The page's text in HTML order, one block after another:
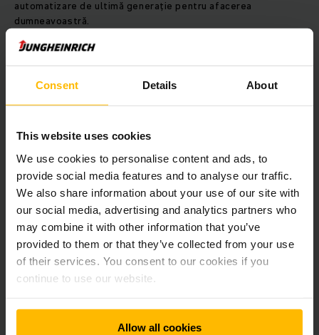
Consent Details About
This website uses cookies
We use cookies to personalise content and ads, to
provide social media features and to analyse our traffic.
We also share information about your use of our site with
our social media, advertising and analytics partners who
may combine it with other information that you’ve
provided to them or that they’ve collected from your use
of their services. You consent to our cookies if you
continue to use our website.
Allow all cookies
automatizare de ultimă generație pentru afacerea
dumneavoastră.
AFLAȚI MAI MULTE
Jungheinrich obține un al treilea
trimestru excelent